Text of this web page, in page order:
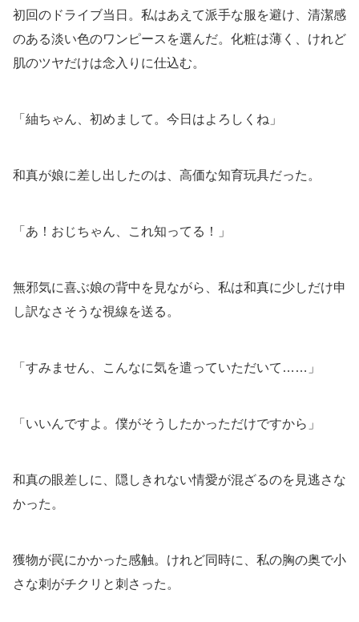
初回のドライブ当日。私はあえて派手な服を避け、清潔感
のある淡い色のワンピースを選んだ。化粧は薄く、けれど
肌のツヤだけは念入りに仕込む。
「紬ちゃん、初めまして。今日はよろしくね」
和真が娘に差し出したのは、高価な知育玩具だった。
「あ！おじちゃん、これ知ってる！」
無邪気に喜ぶ娘の背中を見ながら、私は和真に少しだけ申
し訳なさそうな視線を送る。
「すみません、こんなに気を遣っていただいて……」
「いいんですよ。僕がそうしたかっただけですから」
和真の眼差しに、隠しきれない情愛が混ざるのを見逃さな
かった。
獲物が罠にかかった感触。けれど同時に、私の胸の奥で小
さな刺がチクリと刺さった。